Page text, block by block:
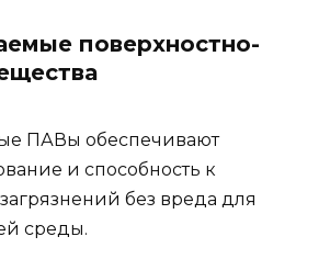
поверхностно-
ПАВы обеспечивают
и способность к
без вреда для
среды.